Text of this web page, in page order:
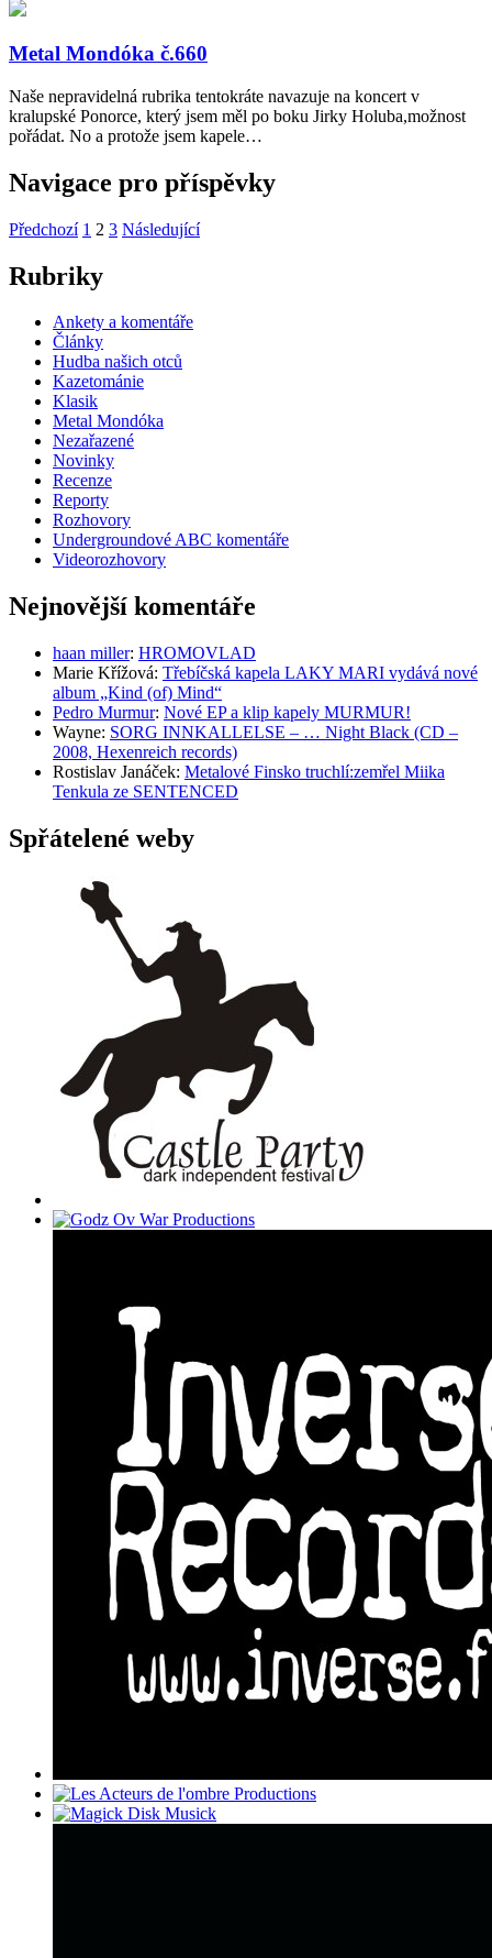
Metal Mondóka č.660
Naše nepravidelná rubrika tentokráte navazuje na koncert v
kralupské Ponorce, který jsem měl po boku Jirky Holuba,možnost
pořádat. No a protože jsem kapele…
Navigace pro příspěvky
Předchozí 1 2 3 Následující
Rubriky
Ankety a komentáře
Články
Hudba našich otců
Kazetománie
Klasik
Metal Mondóka
Nezařazené
Novinky
Recenze
Reporty
Rozhovory
Undergroundové ABC komentáře
Videorozhovory
Nejnovější komentáře
haan miller: HROMOVLAD
Marie Křížová: Třebíčská kapela LAKY MARI vydává nové
album „Kind (of) Mind“
Pedro Murmur: Nové EP a klip kapely MURMUR!
Wayne: SORG INNKALLELSE – … Night Black (CD –
2008, Hexenreich records)
Rostislav Janáček: Metalové Finsko truchlí:zemřel Miika
Tenkula ze SENTENCED
Spřátelené weby